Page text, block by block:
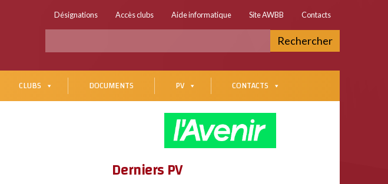
Désignations Accès clubs Aide informatique Site AWBB Contacts
Rechercher
CLUBS DOCUMENTS PV CONTACTS
Derniers PV